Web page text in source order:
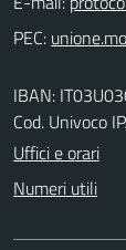
PEC:
IBAN:
Cod. Univoco
Uffici e orari
Numeri utili